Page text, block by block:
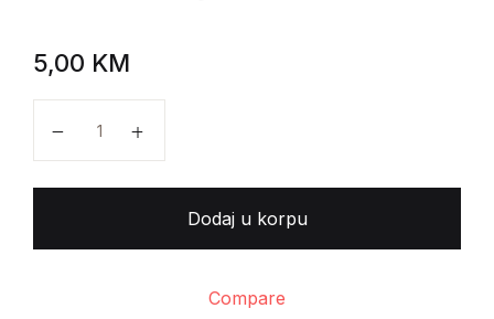
5,00 KM
Dodaj u korpu
Compare